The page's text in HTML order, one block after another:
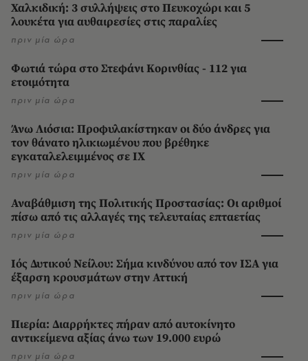
Χαλκιδική: 3 συλλήψεις στο Πευκοχώρι και 5
λουκέτα για αυθαιρεσίες στις παραλίες
πριν μία ώρα
Φωτιά τώρα στο Στεφάνι Κορινθίας - 112 για
ετοιμότητα
πριν μία ώρα
Άνω Λιόσια: Προφυλακίστηκαν οι δύο άνδρες για
τον θάνατο ηλικιωμένου που βρέθηκε
εγκαταλελειμμένος σε ΙΧ
πριν μία ώρα
Αναβάθμιση της Πολιτικής Προστασίας: Οι αριθμοί
πίσω από τις αλλαγές της τελευταίας επταετίας
πριν μία ώρα
Ιός Δυτικού Νείλου: Σήμα κινδύνου από τον ΙΣΑ για
έξαρση κρουσμάτων στην Αττική
πριν μία ώρα
Πιερία: Διαρρήκτες πήραν από αυτοκίνητο
αντικείμενα αξίας άνω των 19.000 ευρώ
πριν μία ώρα